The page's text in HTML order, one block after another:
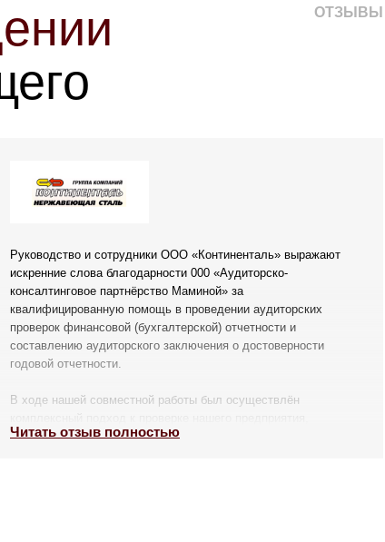
ОТЗЫВЫ
Руководство и сотрудники ООО «Континенталь» выражают
искренние слова благодарности 000 «Аудиторско-
консалтинговое партнёрство Маминой» за
квалифицированную помощь в проведении аудиторских
проверок финансовой (бухгалтерской) отчетности и
составлению аудиторского заключения о достоверности
годовой отчетности.
В ходе нашей совместной работы был осуществлён
Читать отзыв полностью